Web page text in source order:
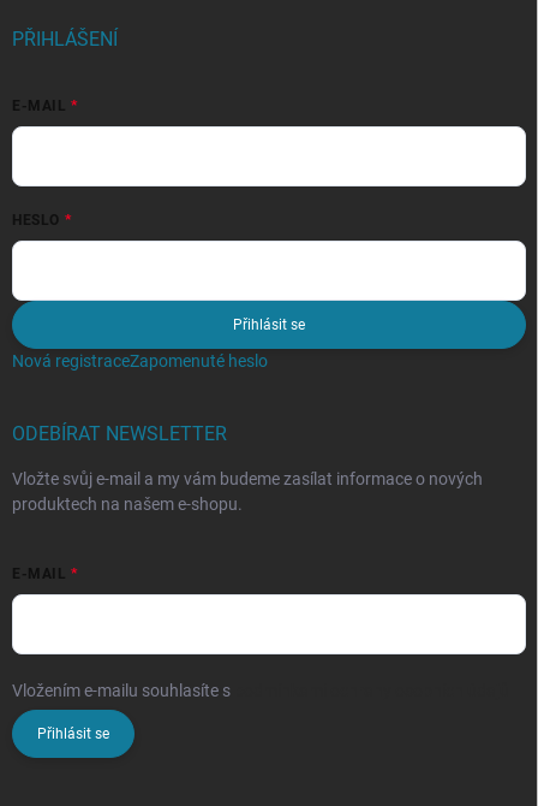
PŘIHLÁŠENÍ
E-MAIL
HESLO
Přihlásit se
Nová registraceZapomenuté heslo
ODEBÍRAT NEWSLETTER
Vložte svůj e-mail a my vám budeme zasílat informace o nových
produktech na našem e-shopu.
E-MAIL
Vložením e-mailu souhlasíte s
Přihlásit se